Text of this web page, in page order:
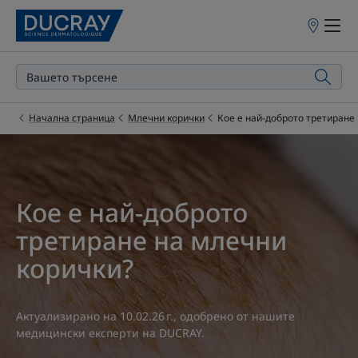
Точки
продажба
Начална страница Млечни корички Кое е най-доброто
Кое е най-доброто
третиране на млечни
корички?
Актуализирано на 10.02.26 г., одобрено от нашите
медицински експерти на DUCRAY.